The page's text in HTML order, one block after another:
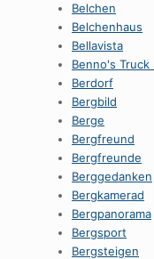
Belchen
Belchenhaus
Bellavista
Benno's Truck
Berdorf
Bergbild
Berge
Bergfreund
Bergfreunde
Berggedanken
Bergkamerad
Bergpanorama
Bergsport
Bergsteigen